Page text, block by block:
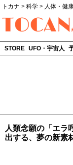
トカナ > 科学 > 人体・健
STORE UFO・宇宙人
人類念願の「エ
出する、夢の新素